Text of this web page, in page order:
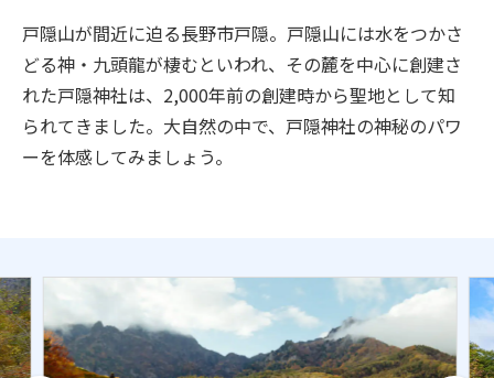
閉じる
戸隠山が間近に迫る長野市戸隠。戸隠山には水をつかさ
どる神・九頭龍が棲むといわれ、その麓を中心に創建さ
れた戸隠神社は、2,000年前の創建時から聖地として知
られてきました。大自然の中で、戸隠神社の神秘のパワ
ーを体感してみましょう。